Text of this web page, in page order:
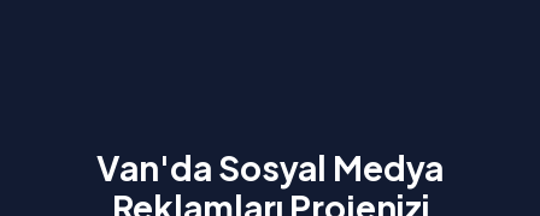
Van'da Sosyal Medya
Reklamları Projenizi